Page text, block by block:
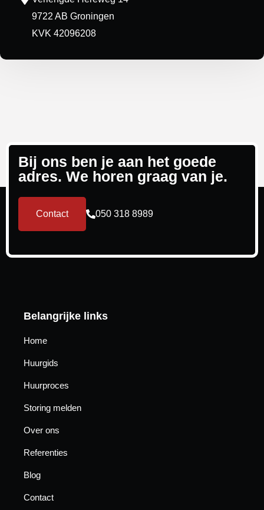
9722 AB Groningen
KVK 42096208
Bij ons ben je aan het goede
adres. We horen graag van je.
Contact 050 318 8989
Belangrijke links
Home
Huurgids
Huurproces
Storing melden
Over ons
Referenties
Blog
Contact